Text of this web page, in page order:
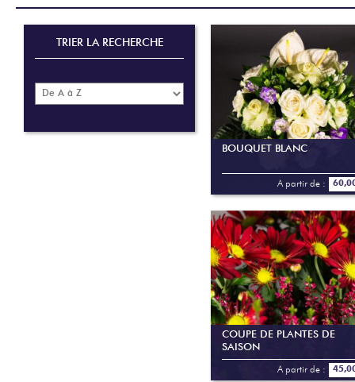
TRIER LA RECHERCHE
BOUQUET BLANC
A partir de :
COUPE DE PLANTES DE
SAISON
A partir de :